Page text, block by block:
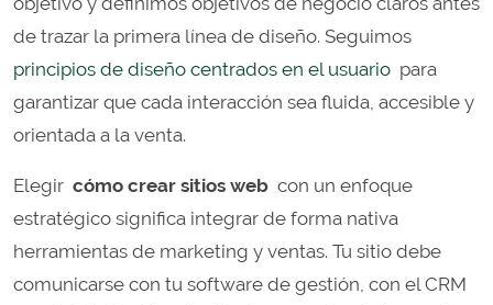
de trazar la primera línea de diseño. Seguimos
principios de diseño centrados en el usuario para
garantizar que cada interacción sea fluida, accesible y
orientada a la venta.
Elegir cómo crear sitios web con un enfoque
estratégico significa integrar de forma nativa
herramientas de marketing y ventas. Tu sitio debe
comunicarse con tu software de gestión, con el CRM